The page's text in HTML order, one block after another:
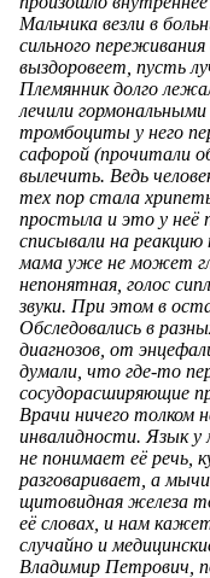
Мальчика везли в
сильного
выздоровеет, пусть
Племянник долго
лечили
тромбоциты у него
сафорой (прочитали
вылечить. Ведь
тех пор стала
простыла и это у неё
списывали на реакцию
мама уже не может
непонятная, голос
звуки. При этом в
Обследовались в
диагнозов, от
думали, что где-то
сосудорасширяющие
Врачи ничего толком
инвалидности. Язык
не понимает её
разговаривает, а
щитовидная железа
её словах, и нам
случайно и
Владимир Петрович,